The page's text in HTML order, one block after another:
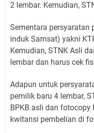
2 lembar. Kemudian,
Sementara persyaratan
induk Samsat) yakni
Kemudian, STNK Asli
lembar dan harus cek
Adapun untuk
pemilik baru 4 lembar,
BPKB asli dan fotocopy
kwitansi pembelian di